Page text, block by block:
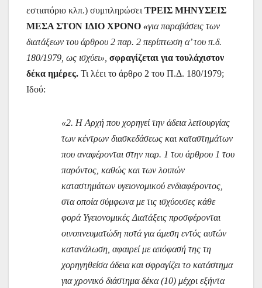
εστιατόριο κλπ.) συμπληρώσει ΤΡΕΙΣ ΜΗΝΥΣΕΙΣ
ΜΕΣΑ ΣΤΟΝ ΙΔΙΟ ΧΡΟΝΟ «για παραβάσεις των
διατάξεων του άρθρου 2 παρ. 2 περίπτωση α’ του π.δ.
180/1979, ως ισχύει», σφραγίζεται για τουλάχιστον
δέκα ημέρες. Τι λέει το άρθρο 2 του Π.Δ. 180/1979;
Ιδού:
«2. Η Αρχή που χορηγεί την άδεια λειτουργίας
των κέντρων διασκεδάσεως και καταστημάτων
που αναφέρονται στην παρ. 1 του άρθρου 1 του
παρόντος, καθώς και των λοιπών
καταστημάτων υγειονομικού ενδιαφέροντος,
στα οποία σύμφωνα με τις ισχύουσες κάθε
φορά Υγειονομικές Διατάξεις προσφέρονται
οινοπνευματώδη ποτά για άμεση εντός αυτών
κατανάλωση, αφαιρεί με απόφασή της τη
χορηγηθείσα άδεια και σφραγίζει το κατάστημα
για χρονικό διάστημα δέκα (10) μέχρι εξήντα